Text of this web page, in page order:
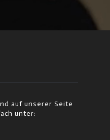
auf unserer Seite
unter: